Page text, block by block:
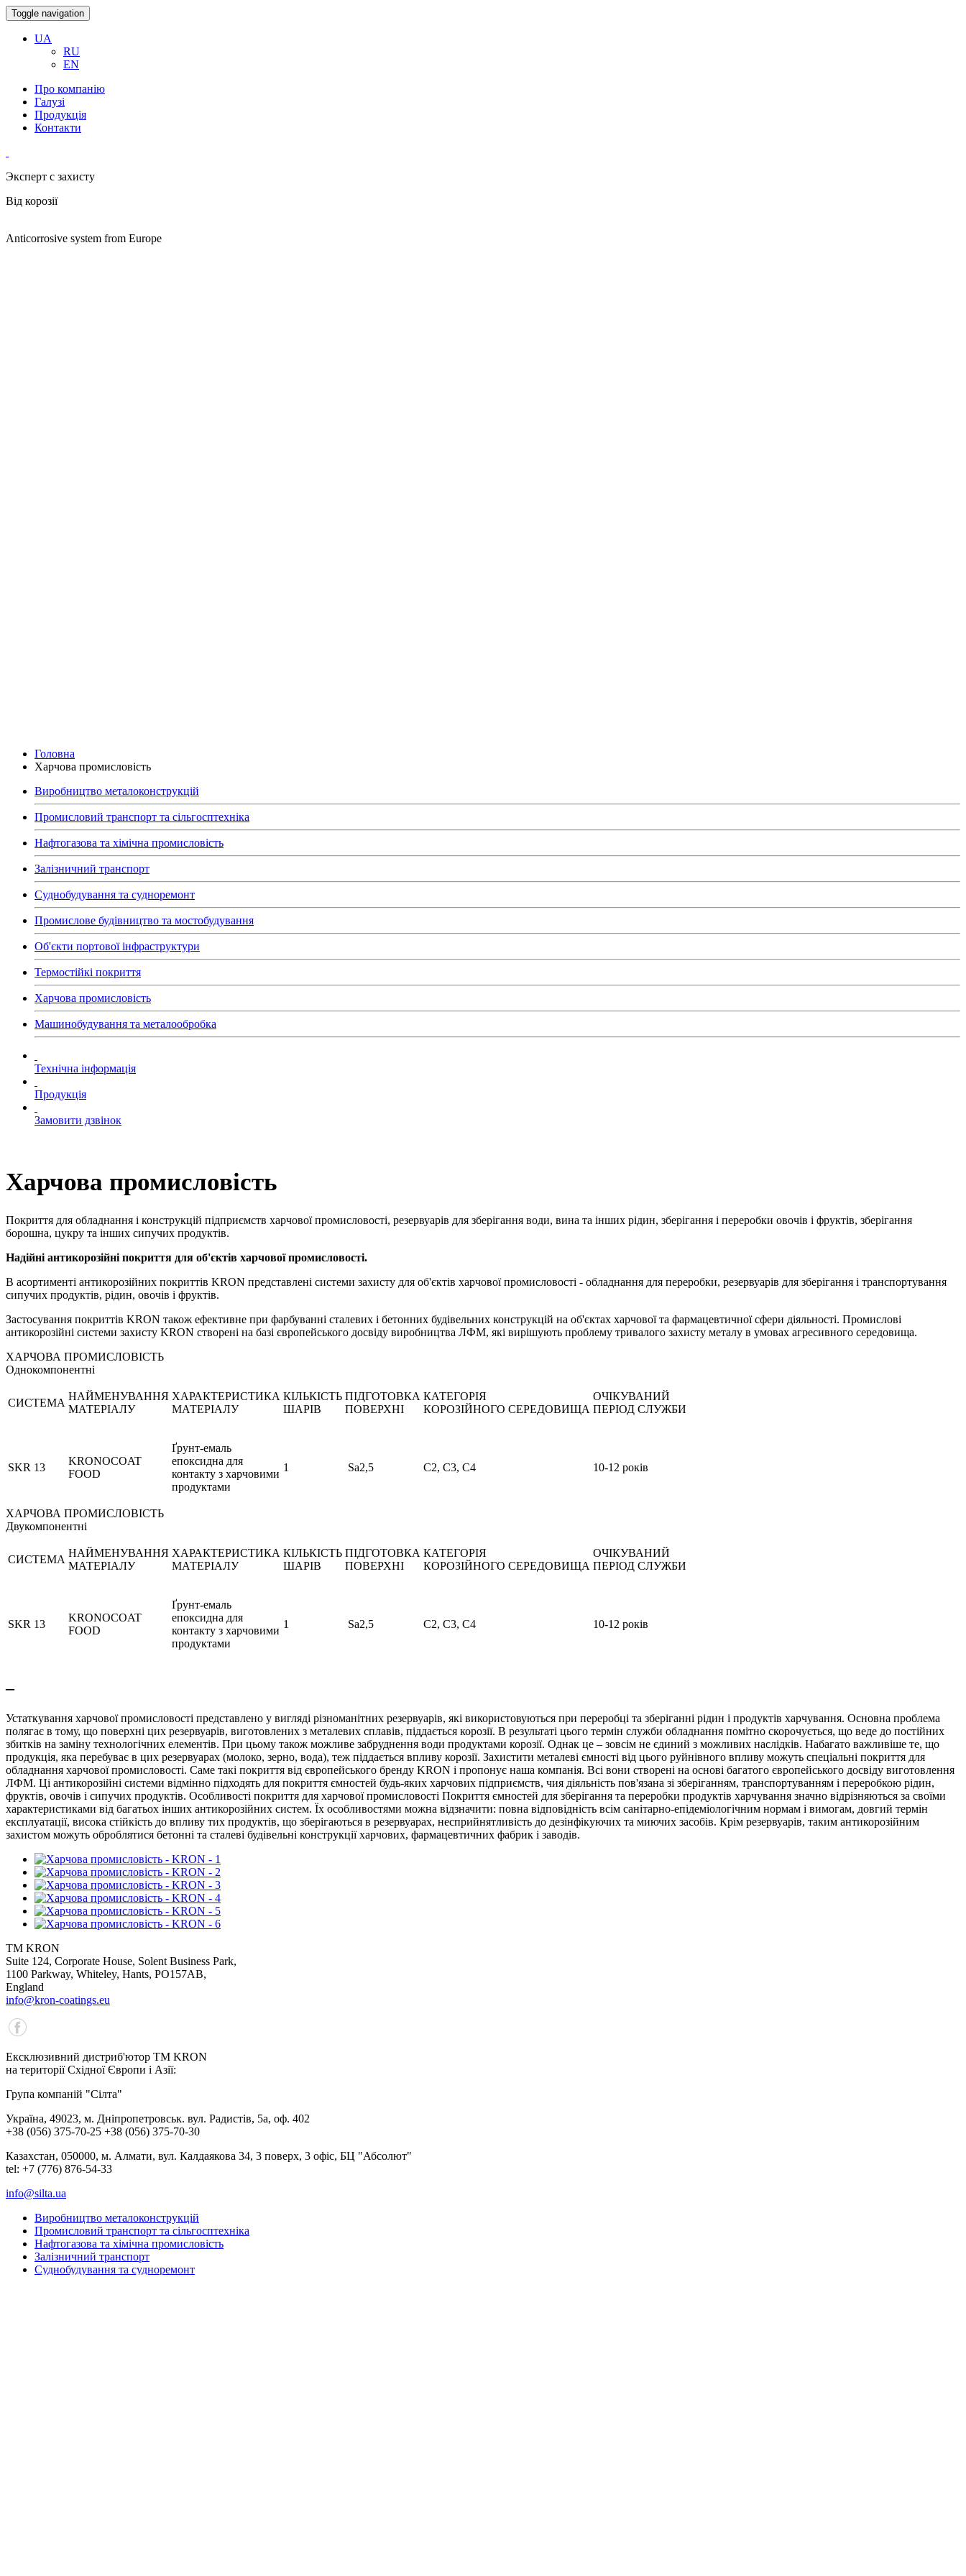
Toggle navigation
UA
RU
EN
Про компанію
Галузі
Продукція
Контакти
Эксперт с захисту
Вiд корозiї
Anticorrosive system from Europe
Головна
Харчова промисловість
Виробництво металоконструкцій
Промисловий транспорт та сільгосптехніка
Нафтогазова та хімічна промисловість
Залізничний транспорт
Суднобудування та судноремонт
Промислове будівництво та мостобудування
Об'єкти портової інфраструктури
Термостійкі покриття
Харчова промисловість
Машинобудування та металообробка
Технічна інформація
Продукція
Замовити дзвінок
Харчова промисловість
Покриття для обладнання і конструкцій підприємств харчової промисловості, резервуарів для зберігання води, вина та інших рідин, зберігання і переробки овочів і фруктів, зберігання
борошна, цукру та інших сипучих продуктів.
Надійні антикорозійні покриття для об'єктів харчової промисловості.
В асортименті антикорозійних покриттів KRON представлені системи захисту для об'єктів харчової промисловості - обладнання для переробки, резервуарів для зберігання і транспортування
сипучих продуктів, рідин, овочів і фруктів.
Застосування покриттів KRON також ефективне при фарбуванні сталевих і бетонних будівельних конструкцій на об'єктах харчової та фармацевтичної сфери діяльності. Промислові
антикорозійні системи захисту KRON створені на базі європейського досвіду виробництва ЛФМ, які вирішують проблему тривалого захисту металу в умовах агресивного середовища.
ХАРЧОВА ПРОМИСЛОВІСТЬ
Однокомпонентні
СИСТЕМА
НАЙМЕНУВАННЯ
МАТЕРІАЛУ
ХАРАКТЕРИСТИКА
МАТЕРІАЛУ
КІЛЬКІСТЬ
ШАРІВ
ПІДГОТОВКА
ПОВЕРХНІ
КАТЕГОРІЯ
КОРОЗІЙНОГО СЕРЕДОВИЩА
ОЧІКУВАНИЙ
ПЕРІОД СЛУЖБИ
SKR 13
KRONOCOAT
FOOD
Ґрунт-емаль
епоксидна для
контакту з харчовими
продуктами
1 Sa2,5 С2, С3, С4 10-12 років
ХАРЧОВА ПРОМИСЛОВІСТЬ
Двукомпонентні
СИСТЕМА
НАЙМЕНУВАННЯ
МАТЕРІАЛУ
ХАРАКТЕРИСТИКА
МАТЕРІАЛУ
КІЛЬКІСТЬ
ШАРІВ
ПІДГОТОВКА
ПОВЕРХНІ
КАТЕГОРІЯ
КОРОЗІЙНОГО СЕРЕДОВИЩА
ОЧІКУВАНИЙ
ПЕРІОД СЛУЖБИ
SKR 13
KRONOCOAT
FOOD
Ґрунт-емаль
епоксидна для
контакту з харчовими
продуктами
1 Sa2,5 С2, С3, С4 10-12 років
–
Устаткування харчової промисловості представлено у вигляді різноманітних резервуарів, які використовуються при переробці та зберіганні рідин і продуктів харчування. Основна проблема
полягає в тому, що поверхні цих резервуарів, виготовлених з металевих сплавів, піддається корозії. В результаті цього термін служби обладнання помітно скорочується, що веде до постійних
збитків на заміну технологічних елементів. При цьому також можливе забруднення води продуктами корозії. Однак це – зовсім не єдиний з можливих наслідків. Набагато важливіше те, що
продукція, яка перебуває в цих резервуарах (молоко, зерно, вода), теж піддається впливу корозії. Захистити металеві ємності від цього руйнівного впливу можуть спеціальні покриття для
обладнання харчової промисловості. Саме такі покриття від європейського бренду KRON і пропонує наша компанія. Всі вони створені на основі багатого європейського досвіду виготовлення
ЛФМ. Ці антикорозійні системи відмінно підходять для покриття ємностей будь-яких харчових підприємств, чия діяльність пов'язана зі зберіганням, транспортуванням і переробкою рідин,
фруктів, овочів і сипучих продуктів. Особливості покриття для харчової промисловості Покриття ємностей для зберігання та переробки продуктів харчування значно відрізняються за своїми
характеристиками від багатьох інших антикорозійних систем. Їх особливостями можна відзначити: повна відповідність всім санітарно-епідеміологічним нормам і вимогам, довгий термін
експлуатації, висока стійкість до впливу тих продуктів, що зберігаються в резервуарах, несприйнятливість до дезінфікуючих та миючих засобів. Крім резервуарів, таким антикорозійним
захистом можуть оброблятися бетонні та сталеві будівельні конструкції харчових, фармацевтичних фабрик і заводів.
TM KRON
Suite 124, Corporate House, Solent Business Park,
1100 Parkway, Whiteley, Hants, PO157AB,
England
info@kron-coatings.eu
Ексклюзивний дистриб'ютор ТМ KRON
на території Східної Європи і Азії:
Група компаній "Сілта"
Україна, 49023, м. Дніпропетровськ. вул. Радистів, 5а, оф. 402
+38 (056) 375-70-25 +38 (056) 375-70-30
Казахстан, 050000, м. Алмати, вул. Калдаякова 34, 3 поверх, 3 офіс, БЦ "Абсолют"
tel: +7 (776) 876-54-33
info@silta.ua
Виробництво металоконструкцій
Промисловий транспорт та сільгосптехніка
Нафтогазова та хімічна промисловість
Залізничний транспорт
Суднобудування та судноремонт